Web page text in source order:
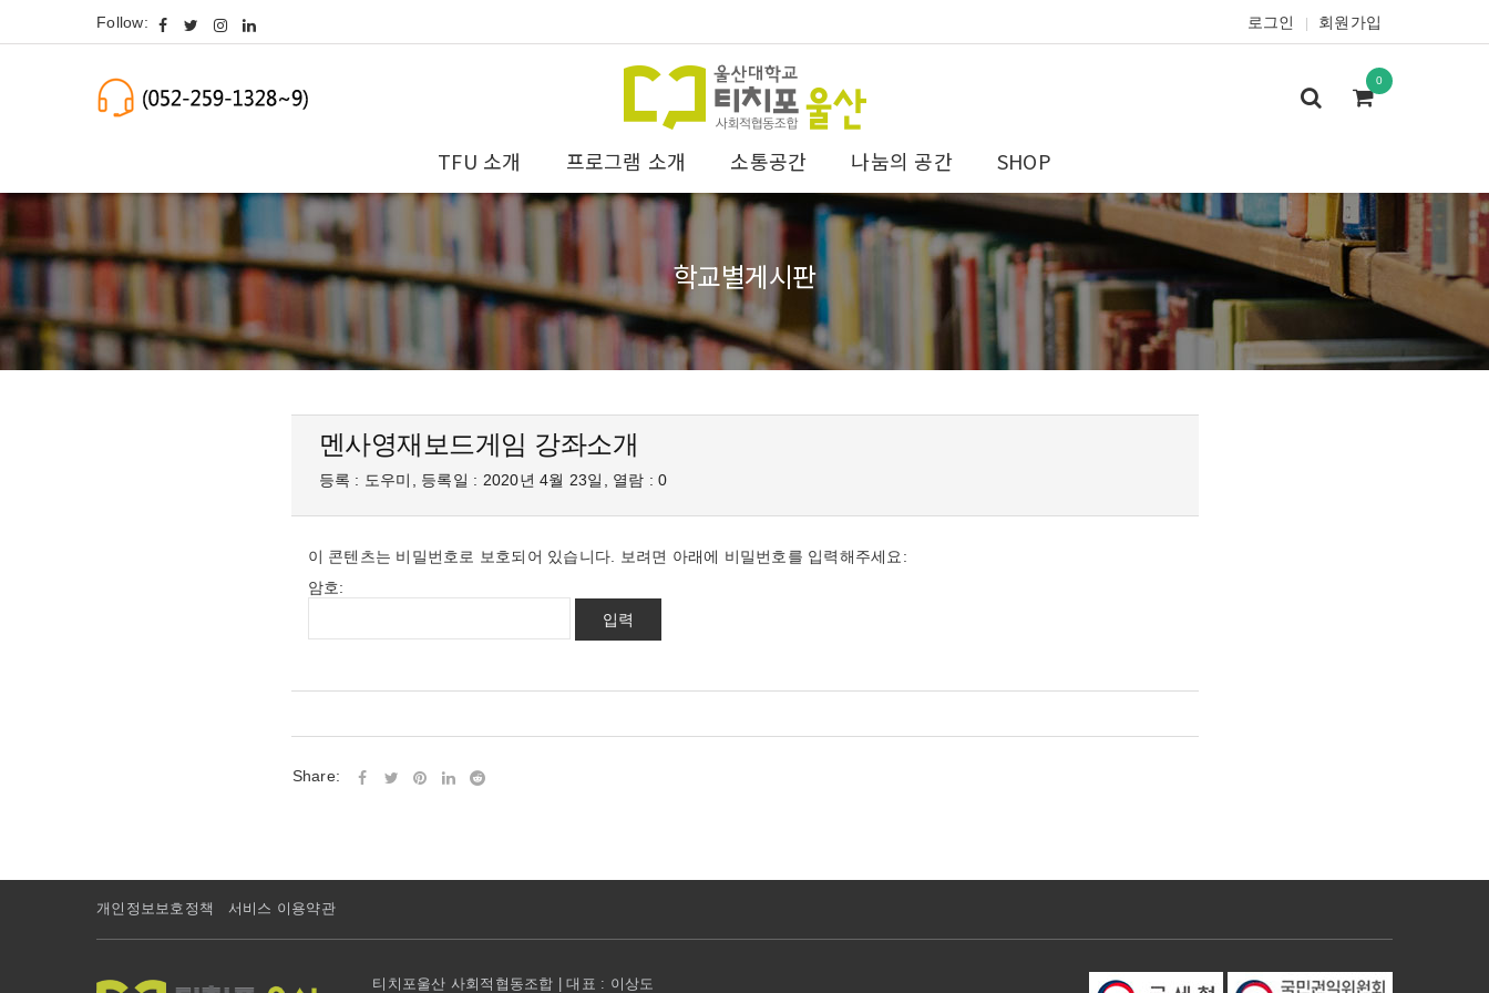
Follow: 로그인 회원가입
0
TFU 소개 프로그램 소개 소통공간 나눔의 공간 SHOP
학교별게시판
멘사영재보드게임 강좌소개
등록 : 도우미, 등록일 : 2020년 4월 23일, 열람 : 0
이 콘텐츠는 비밀번호로 보호되어 있습니다. 보려면 아래에 비밀번호를 입력해주세요:
암호:
Share:
개인정보보호정책 서비스 이용약관
티치포울산 사회적협동조합 | 대표 : 이상도